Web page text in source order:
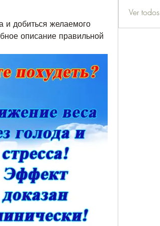
и добиться желаемого
описание правильной
Ver